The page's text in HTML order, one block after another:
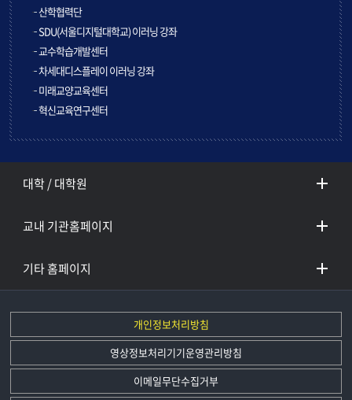
산학협력단
SDU(서울디지털대학교) 이러닝 강좌
교수학습개발센터
차세대디스플레이 이러닝 강좌
미래교양교육센터
혁신교육연구센터
대학 / 대학원
교내 기관홈페이지
기타 홈페이지
개인정보처리방침
영상정보처리기기운영관리방침
이메일무단수집거부